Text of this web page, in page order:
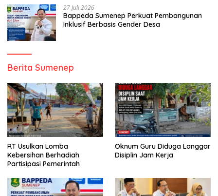
27 Juli 2026
Bappeda Sumenep Perkuat Pembangunan
Inklusif Berbasis Gender Desa
Berita Sumenep
RT Usulkan Lomba
Kebersihan Berhadiah
Partisipasi Pemerintah
Oknum Guru Diduga Langgar
Disiplin Jam Kerja